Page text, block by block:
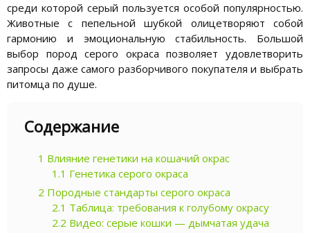
среди которой серый пользуется особой популярностью.
Животные с пепельной шубкой олицетворяют собой
гармонию и эмоциональную стабильность. Большой
выбор пород серого окраса позволяет удовлетворить
запросы даже самого разборчивого покупателя и выбрать
питомца по душе.
Содержание
1 Влияние генетики на кошачий окрас
1.1 Генетика серого окраса
2 Породные стандарты серого окраса
2.1 Таблица: требования к голубому окрасу
2.2 Видео: серые кошки — дымчатая удача